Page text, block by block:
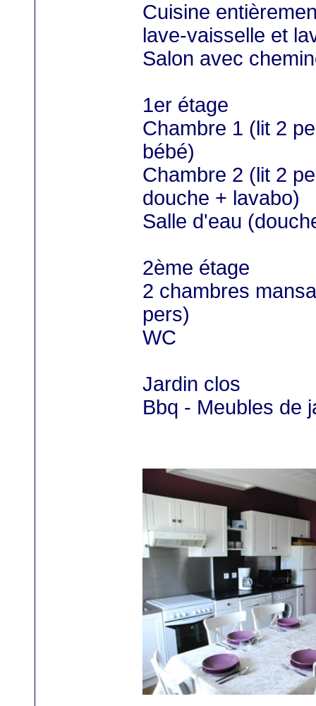
Cuisine
lave-vaisselle et
Salon avec
1er étage
Chambre 1 (lit 2
bébé)
Chambre 2 (lit 2
douche + lavabo)
Salle d'eau
2ème étage
2 chambres
pers)
WC
Jardin clos
Bbq - Meubles de